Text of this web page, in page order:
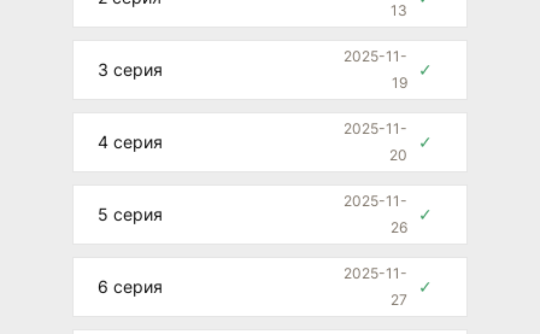
13
3 серия
2025-11-
19
✓
4 серия
2025-11-
20
✓
5 серия
2025-11-
26
✓
6 серия
2025-11-
27
✓